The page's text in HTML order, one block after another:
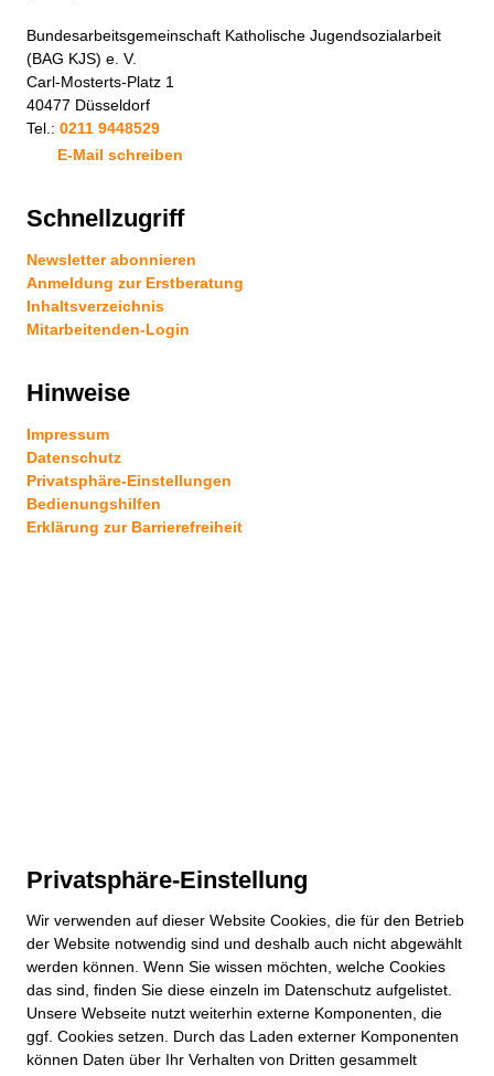
Bundesarbeitsgemeinschaft Katholische Jugendsozialarbeit
(BAG KJS) e. V.
Carl-Mosterts-Platz 1
40477 Düsseldorf
Tel.: 0211 9448529
E-Mail schreiben
Schnellzugriff
Newsletter abonnieren
Anmeldung zur Erstberatung
Inhaltsverzeichnis
Mitarbeitenden-Login
Hinweise
Impressum
Datenschutz
Privatsphäre-Einstellungen
Bedienungshilfen
Erklärung zur Barrierefreiheit
Privatsphäre-Einstellung
Wir verwenden auf dieser Website Cookies, die für den Betrieb
der Website notwendig sind und deshalb auch nicht abgewählt
werden können. Wenn Sie wissen möchten, welche Cookies
das sind, finden Sie diese einzeln im Datenschutz aufgelistet.
Unsere Webseite nutzt weiterhin externe Komponenten, die
ggf. Cookies setzen. Durch das Laden externer Komponenten
können Daten über Ihr Verhalten von Dritten gesammelt